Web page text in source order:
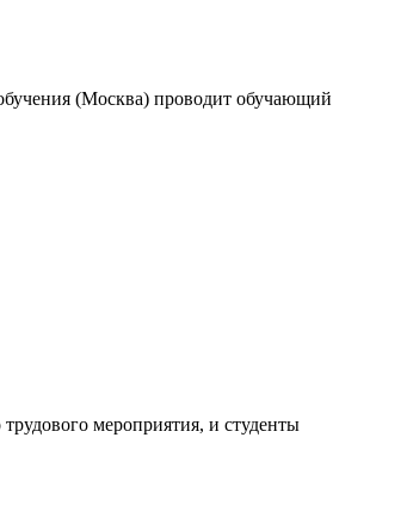
(Москва) проводит обучающий
мероприятия, и студенты